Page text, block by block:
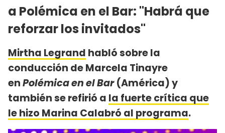
a Polémica en el Bar: "Habrá que
reforzar los invitados"
Mirtha Legrand habló sobre la
conducción de Marcela Tinayre
enPolémica en el Bar(América) y
también se refirió a la fuerte crítica que
le hizo Marina Calabró al programa.